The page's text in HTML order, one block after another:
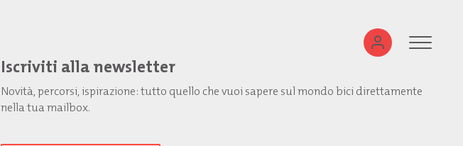
Iscriviti alla newsletter
Novità, percorsi, ispirazione: tutto quello che vuoi sapere sul mondo bici direttamente
nella tua mailbox.